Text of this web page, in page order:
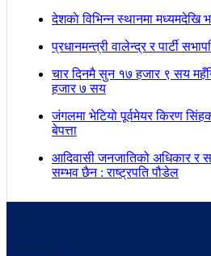
देशकाे विभिन्न स्थानमा मध्यमदेखि
प्रधानमन्त्री वालेन्द्र र पार्टी
चार दिनमै सुन १७ हजार ९ सय
हजार ७ सय
जंगलमा भेटियो पूर्वमेयर किरण
बेपत्ता
आदिवासी जनजातिको अधिकार र
सम्भव छैन : राष्ट्रपति पौडेल